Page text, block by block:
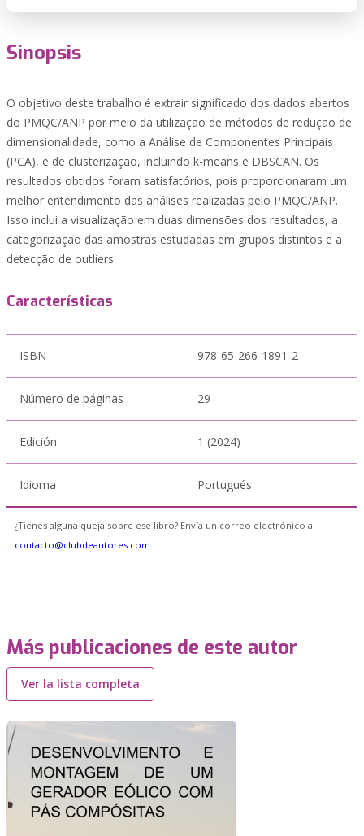
Sinopsis
O objetivo deste trabalho é extrair significado dos dados abertos
do PMQC/ANP por meio da utilização de métodos de redução de
dimensionalidade, como a Análise de Componentes Principais
(PCA), e de clusterização, incluindo k-means e DBSCAN. Os
resultados obtidos foram satisfatórios, pois proporcionaram um
melhor entendimento das análises realizadas pelo PMQC/ANP.
Isso inclui a visualização em duas dimensões dos resultados, a
categorização das amostras estudadas em grupos distintos e a
detecção de outliers.
Características
ISBN 978-65-266-1891-2
Número de páginas 29
Edición 1 (2024)
Idioma Portugués
¿Tienes alguna queja sobre ese libro? Envía un correo electrónico a
contacto@clubdeautores.com
Más publicaciones de este autor
Ver la lista completa